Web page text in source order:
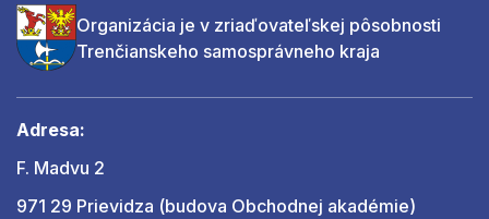
Organizácia je v zriaďovateľskej pôsobnosti
Trenčianskeho samosprávneho kraja
Adresa:
F. Madvu 2
971 29 Prievidza (budova Obchodnej akadémie)